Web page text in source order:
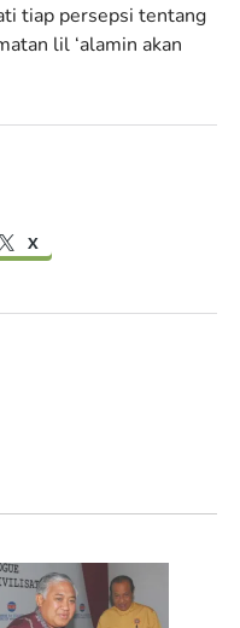
tiap persepsi tentang
lil ‘alamin akan
X